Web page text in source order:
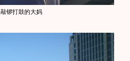
敲锣打鼓的大妈